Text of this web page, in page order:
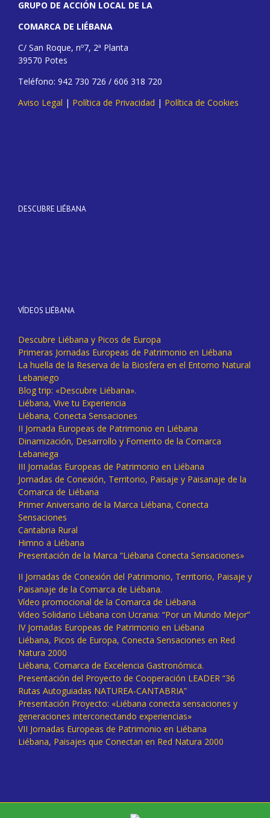
GRUPO DE ACCIÓN LOCAL DE LA
COMARCA DE LIÉBANA
C/ San Roque, nº7, 2ª Planta
39570 Potes
Teléfono: 942 730 726 / 606 318 720
Aviso Legal | Política de Privacidad | Política de Cookies
DESCUBRE LIÉBANA
VÍDEOS LIÉBANA
Descubre Liébana y Picos de Europa
Primeras Jornadas Europeas de Patrimonio en Liébana
La huella de la Reserva de la Biosfera en el Entorno Natural
Lebaniego
Blog trip: «Descubre Liébana».
Liébana, Vive tu Experiencia
Liébana, Conecta Sensaciones
II Jornada Europeas de Patrimonio en Liébana
Dinamización, Desarrollo y Fomento de la Comarca
Lebaniega
III Jornadas Europeas de Patrimonio en Liébana
Jornadas de Conexión, Territorio, Paisaje y Paisanaje de la
Comarca de Liébana
Primer Aniversario de la Marca Liébana, Conecta
Sensaciones
Cantabria Rural
Himno a Liébana
Presentación de la Marca “Liébana Conecta Sensaciones»
II Jornadas de Conexión del Patrimonio, Territorio, Paisaje y
Paisanaje de la Comarca de Liébana.
Vídeo promocional de la Comarca de Liébana
Vídeo Solidario Liébana con Ucrania: “Por un Mundo Mejor”
IV Jornadas Europeas de Patrimonio en Liébana
Liébana, Picos de Europa, Conecta Sensaciones en Red
Natura 2000
Liébana, Comarca de Excelencia Gastronómica.
Presentación del Proyecto de Cooperación LEADER “36
Rutas Autoguiadas NATUREA-CANTABRIA”
Presentación Proyecto: «Liébana conecta sensaciones y
generaciones interconectando experiencias»
VII Jornadas Europeas de Patrimonio en Liébana
Liébana, Paisajes que Conectan en Red Natura 2000